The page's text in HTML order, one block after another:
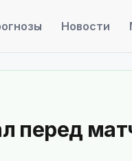
Новости
перед